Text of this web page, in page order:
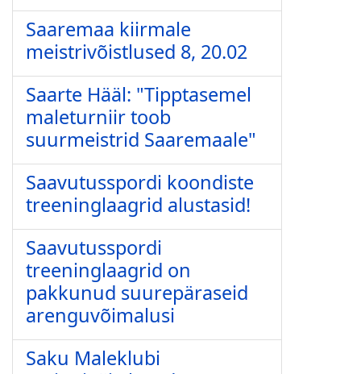
Saaremaa kiirmale
meistrivõistlused 8, 20.02
Saarte Hääl: "Tipptasemel
maleturniir toob
suurmeistrid Saaremaale"
Saavutusspordi koondiste
treeninglaagrid alustasid!
Saavutusspordi
treeninglaagrid on
pakkunud suurepäraseid
arenguvõimalusi
Saku Maleklubi